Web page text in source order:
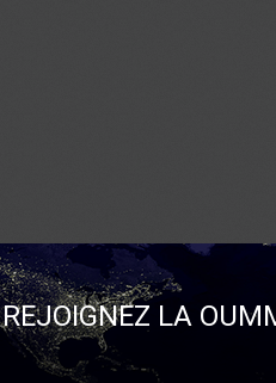
REJOIGNEZ LA